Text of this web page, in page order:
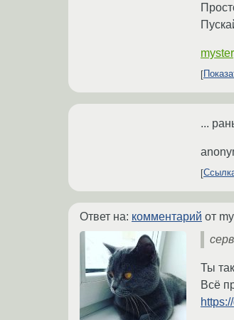
...
Ответ на: комментарий от
Ты
Всё